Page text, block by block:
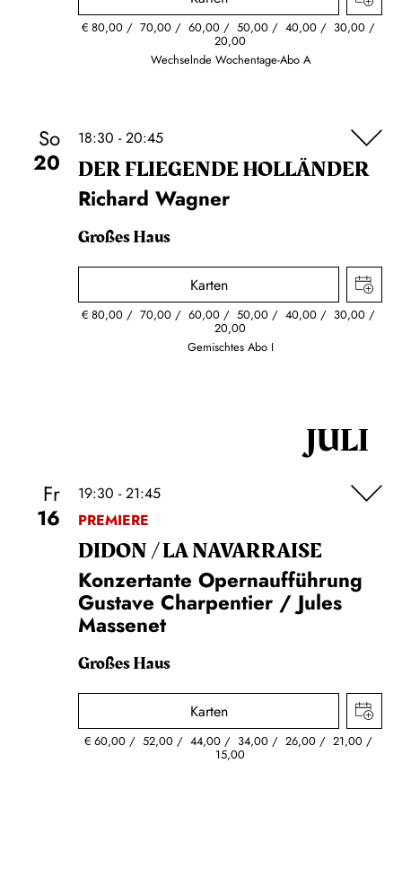
€80,00 70,00 60,00 50,00 40,00 30,00
20,00
Wechselnde Wochentage-Abo A
So
20
18:30 - 20:45
DER FLIE­GEN­DE HOL­LÄN­DER
Richard Wagner
Großes Haus
Karten
€80,00 70,00 60,00 50,00 40,00 30,00
20,00
Gemischtes Abo I
JULI
Fr
16
19:30 - 21:45
PREMIERE
DIDON / LA NAVAR­RAISE
Konzertante Opernaufführung
Gustave Charpentier / Jules
Massenet
Großes Haus
Karten
€60,00 52,00 44,00 34,00 26,00 21,00
15,00